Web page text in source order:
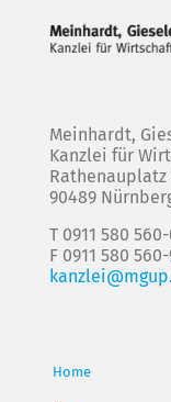
Meinhardt,
Kanzlei für
Rathenauplatz
90489
T 0911 580
F 0911 580
Home